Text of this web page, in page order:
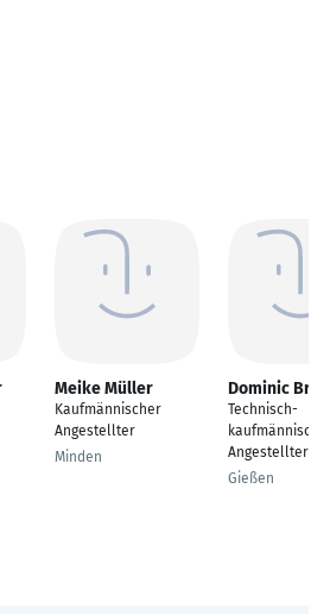
Meike Müller
Kaufmännischer
Angestellter
Minden
Dominic Brück
Technisch-
kaufmännischer
Angestellter
Gießen